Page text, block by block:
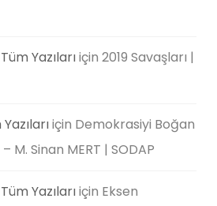
Yazılarıiçin2019 Savaşları |
için Demokrasiyi Boğan
M. Sinan MERT | SODAP
Yazılarıiçin Eksen